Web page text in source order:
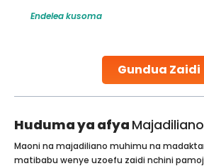
Gundua Zaidi
challenges and help couples achieve
collected, they process the
Endelea kusoma
Huduma ya afya Majadiliano
Maoni na majadiliano muhimu na
matibabu wenye uzoefu zaidi nchini